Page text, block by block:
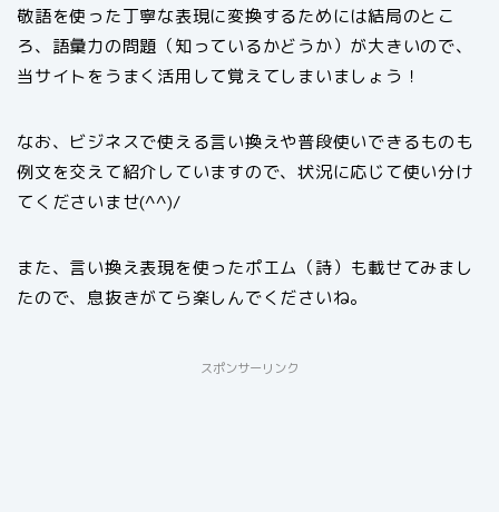
敬語を使った丁寧な表現に変換するためには結局のとこ
ろ、語彙力の問題（知っているかどうか）が大きいので、
当サイトをうまく活用して覚えてしまいましょう！
なお、ビジネスで使える言い換えや普段使いできるものも
例文を交えて紹介していますので、状況に応じて使い分け
てくださいませ(^^)/
また、言い換え表現を使ったポエム（詩）も載せてみまし
たので、息抜きがてら楽しんでくださいね。
スポンサーリンク